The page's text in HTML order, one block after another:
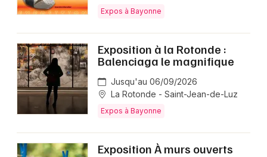
Expos à Bayonne
Exposition à la Rotonde :
Balenciaga le magnifique
Jusqu'au 06/09/2026
La Rotonde - Saint-Jean-de-Luz
Expos à Bayonne
Exposition À murs ouverts